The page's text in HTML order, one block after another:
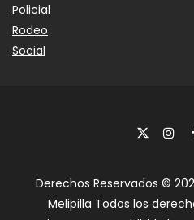
Policial
Rodeo
Social
Derechos Reservados ©
Melipilla Todos los